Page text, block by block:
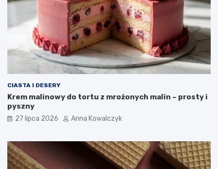
CIASTA I DESERY
Krem malinowy do tortu z mrożonych malin – prosty i
pyszny
27 lipca 2026 Anna Kowalczyk